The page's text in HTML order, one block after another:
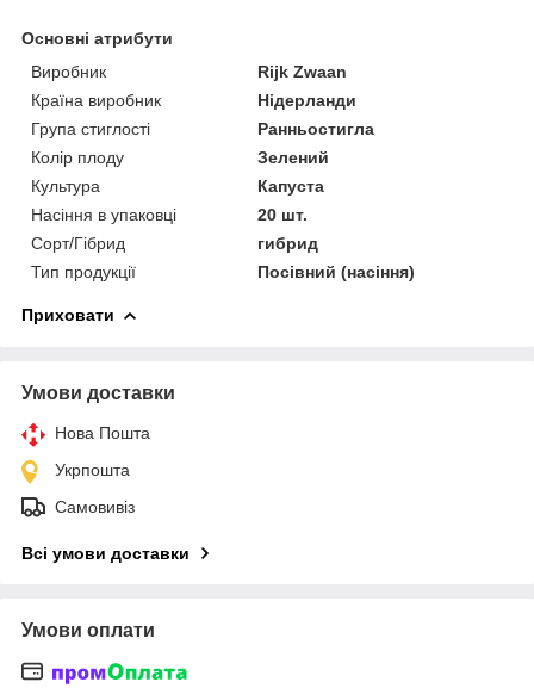
Основні атрибути
Виробник
Rijk Zwaan
Країна виробник
Нідерланди
Група стиглості
Ранньостигла
Колір плоду
Зелений
Культура
Капуста
Насіння в упаковці
20 шт.
Сорт/Гібрид
гибрид
Тип продукції
Посівний (насіння)
Приховати
Умови доставки
Нова Пошта
Укрпошта
Самовивіз
Всі умови доставки
Умови оплати